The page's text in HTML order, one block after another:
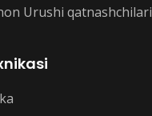
Urushi qatnashchilari